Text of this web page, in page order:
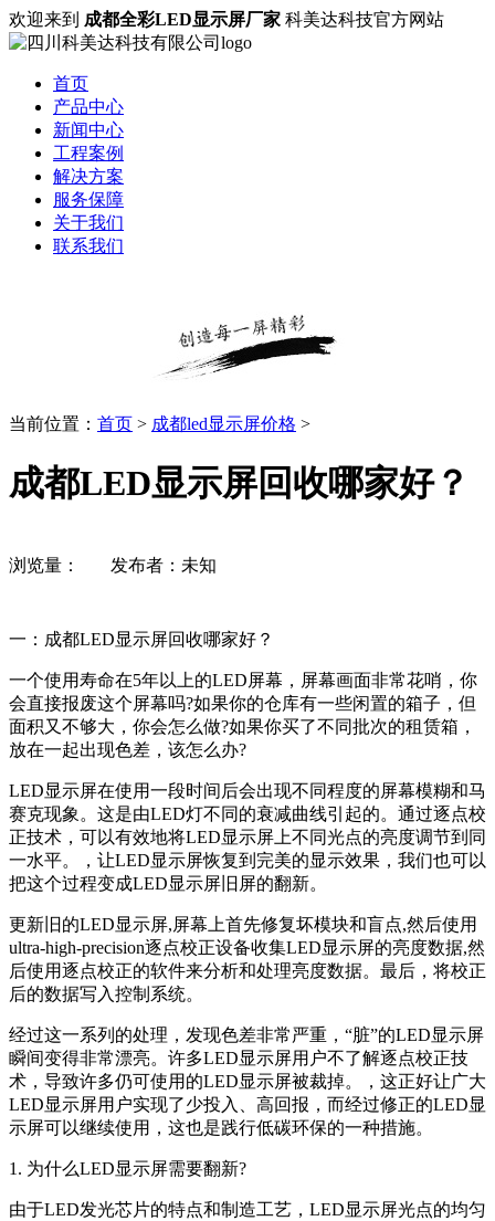
欢迎来到 成都全彩LED显示屏厂家 科美达科技官方网站
首页
产品中心
新闻中心
工程案例
解决方案
服务保障
关于我们
联系我们
当前位置： 首页 > 成都led显示屏价格 >
成都LED显示屏回收哪家好？
浏览量： 发布者：未知
一：成都LED显示屏回收哪家好？
一个使用寿命在5年以上的LED屏幕，屏幕画面非常花哨，你
会直接报废这个屏幕吗?如果你的仓库有一些闲置的箱子，但
面积又不够大，你会怎么做?如果你买了不同批次的租赁箱，
放在一起出现色差，该怎么办?
LED显示屏在使用一段时间后会出现不同程度的屏幕模糊和马
赛克现象。这是由LED灯不同的衰减曲线引起的。通过逐点校
正技术，可以有效地将LED显示屏上不同光点的亮度调节到同
一水平。，让LED显示屏恢复到完美的显示效果，我们也可以
把这个过程变成LED显示屏旧屏的翻新。
更新旧的LED显示屏,屏幕上首先修复坏模块和盲点,然后使用
ultra-high-precision逐点校正设备收集LED显示屏的亮度数据,然
后使用逐点校正的软件来分析和处理亮度数据。最后，将校正
后的数据写入控制系统。
经过这一系列的处理，发现色差非常严重，“脏”的LED显示屏
瞬间变得非常漂亮。许多LED显示屏用户不了解逐点校正技
术，导致许多仍可使用的LED显示屏被裁掉。，这正好让广大
LED显示屏用户实现了少投入、高回报，而经过修正的LED显
示屏可以继续使用，这也是践行低碳环保的一种措施。
1. 为什么LED显示屏需要翻新?
由于LED发光芯片的特点和制造工艺，LED显示屏光点的均匀